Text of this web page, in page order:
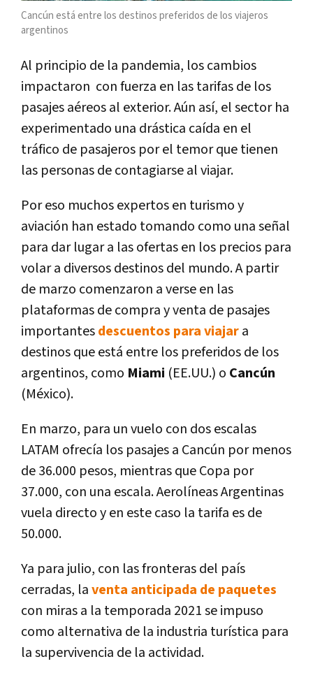
Cancún está entre los destinos preferidos de los viajeros
argentinos
Al principio de la pandemia, los cambios
impactaron con fuerza en las tarifas de los
pasajes aéreos al exterior. Aún así, el sector ha
experimentado una drástica caída en el
tráfico de pasajeros por el temor que tienen
las personas de contagiarse al viajar.
Por eso muchos expertos en turismo y
aviación han estado tomando como una señal
para dar lugar a las ofertas en los precios para
volar a diversos destinos del mundo. A partir
de marzo comenzaron a verse en las
plataformas de compra y venta de pasajes
importantesdescuentos para viajara
destinos que está entre los preferidos de los
argentinos, como Miami (EE.UU.) o Cancún
(México).
En marzo, para un vuelo con dos escalas
LATAM ofrecía los pasajes a Cancún por menos
de 36.000 pesos, mientras que Copa por
37.000, con una escala. Aerolíneas Argentinas
vuela directo y en este caso la tarifa es de
50.000.
Ya para julio, con las fronteras del país
cerradas, laventa anticipada de paquetes
con miras a la temporada 2021 se impuso
como alternativa de la industria turística para
la supervivencia de la actividad.